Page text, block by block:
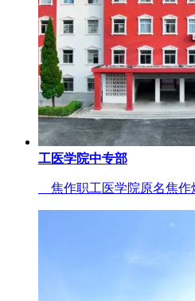
工医学院中专部
焦作职工医学院原名焦作